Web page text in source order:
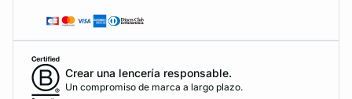
Crear una lencería responsable.
Un compromiso de marca a largo plazo.